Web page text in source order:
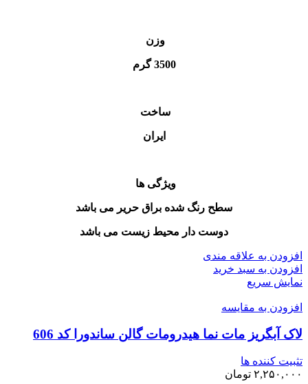
وزن
3500 گرم
ساخت
ایران
ویژگی ها
سطح رنگ شده براق حریر می باشد
دوست دار محیط زیست می باشد
افزودن به علاقه مندی
افزودن به سبد خرید
نمایش سریع
افزودن به مقایسه
لاک آبگریز مات نما هیدرومات گالن ساندورا کد 606
تثبیت کننده ها
۲,۲۵۰,۰۰۰ تومان